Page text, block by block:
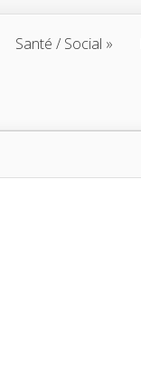
Santé / Social